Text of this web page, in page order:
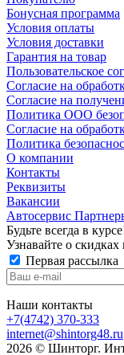
Бонусная программа
Условия оплаты
Условия доставки
Гарантия на товар
Пользовательское
Согласие на
Согласие на
Политика ООО
Согласие на
Политика
О компании
Контакты
Реквизиты
Вакансии
Автосервис
Будьте всегда в
Узнавайте о
Первая рассылка
Наши контакты
+7(4742) 370-333
internet@shintorg48.ru
2026 © Шинторг.